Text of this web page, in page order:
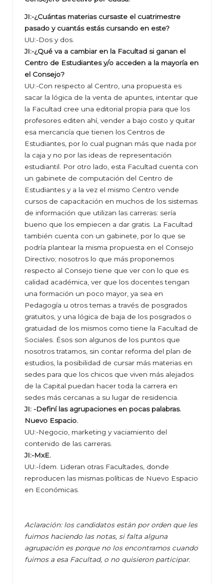
JI:-¿Cuántas materias cursaste el cuatrimestre
pasado y cuantás estás cursando en este?
UU:-Dos y dos.
JI:-¿Qué va a cambiar en la Facultad si ganan el
Centro de Estudiantes y/o acceden a la mayoría en
el Consejo?
UU:-Con respecto al Centro, una propuesta es
sacar la lógica de la venta de apuntes, intentar que
la Facultad cree una editorial propia para que los
profesores editen ahí, vender a bajo costo y quitar
esa mercancía que tienen los Centros de
Estudiantes, por lo cual pugnan más que nada por
la caja y no por las ideas de representación
estudiantil. Por otro lado, esta Facultad cuenta con
un gabinete de computación del Centro de
Estudiantes y a la vez el mismo Centro vende
cursos de capacitación en muchos de los sistemas
de información que utilizan las carreras: sería
bueno que los empiecen a dar gratis. La Facultad
también cuenta con un gabinete, por lo que se
podría plantear la misma propuesta en el Consejo
Directivo; nosotros lo que más proponemos
respecto al Consejo tiene que ver con lo que es
calidad académica, ver que los docentes tengan
una formación un poco mayor, ya sea en
Pedagogía u otros temas a través de posgrados
gratuitos, y una lógica de baja de los posgrados o
gratuidad de los mismos como tiene la Facultad de
Sociales. Ésos son algunos de los puntos que
nosotros tratamos, sin contar reforma del plan de
estudios, la posibilidad de cursar más materias en
sedes para que los chicos que viven más alejados
de la Capital puedan hacer toda la carrera en
sedes más cercanas a su lugar de residencia.
JI: -Definí las agrupaciones en pocas palabras.
Nuevo Espacio.
UU:-Negocio, marketing y vaciamiento del
contenido de las carreras.
JI:-MxE.
UU:-Ídem. Lideran otras Facultades, donde
reproducen las mismas políticas de Nuevo Espacio
en Económicas.
Aclaración: los candidatos están por orden que les
fuimos haciendo las notas, si falta alguna
agrupación es porque no los encontramos cuando
fuimos a esa Facultad, o no quisieron participar.